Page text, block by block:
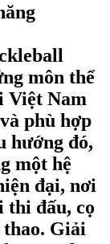
môn thể
Việt Nam
phù hợp
hướng đó,
một hệ
đại, nơi
thi đấu, cọ
Giải